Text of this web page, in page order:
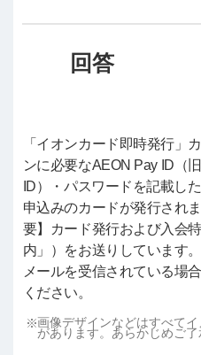
「イオンカード即時発行」
ンに必要なAEON Pay ID（
ID）・パスワードを記載し
申込みのカードが発行され
要】カード発行および入会
内」）をお送りしています。
メールを受信されている場
ください。
画像デザインなどはすべて
があります。あらかじめご